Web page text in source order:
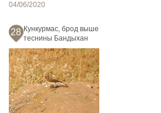
04/06/2020
28 Кункурмас, брод выше
теснины Бандыхан